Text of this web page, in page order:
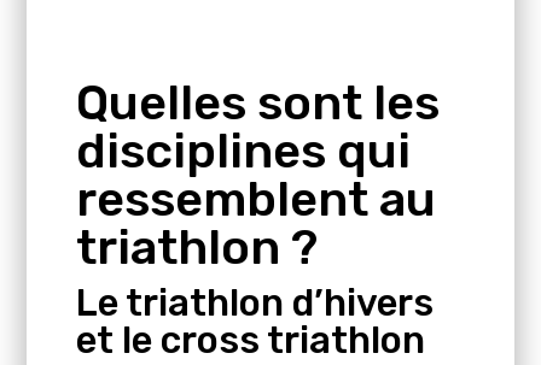
Quelles sont les
disciplines qui
ressemblent au
triathlon ?
Le triathlon d’hivers
et le cross triathlon